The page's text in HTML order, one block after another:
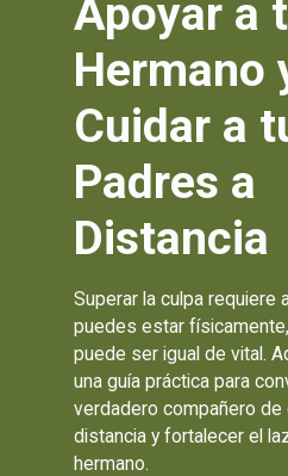
Apoyar a
Hermano
Cuidar a
Padres a
Distancia
Superar la culpa requiere
puedes estar
puede ser igual de vital.
una guía práctica para
verdadero compañero de
distancia y fortalecer el
hermano.